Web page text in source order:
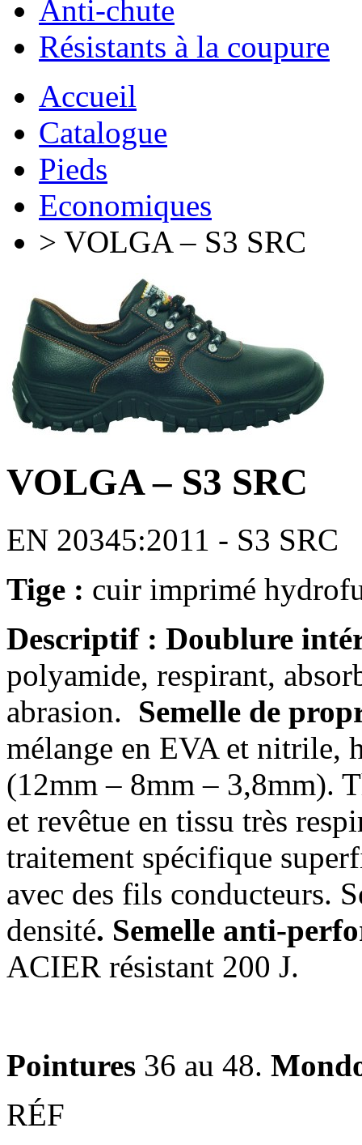
Anti-chute
Résistants à la coupure
Accueil
Catalogue
Pieds
Economiques
> VOLGA – S3 SRC
VOLGA – S3 SRC
EN 20345:2011 - S3 SRC
Tige : cuir imprimé
Descriptif : Doublure
polyamide, respirant,
abrasion. Semelle de
mélange en EVA et nitrile,
(12mm – 8mm – 3,8mm).
et revêtue en tissu très
traitement spécifique
avec des fils conducteurs.
densité. Semelle anti-
ACIER résistant 200 J.
Pointures 36 au 48.
RÉF